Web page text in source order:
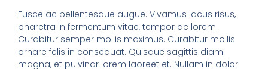
Fusce ac pellentesque augue. Vivamus lacus risus,
pharetra in fermentum vitae, tempor ac lorem.
Curabitur semper mollis maximus. Curabitur mollis
ornare felis in consequat. Quisque sagittis diam
magna, et pulvinar lorem laoreet et. Nullam in dolor